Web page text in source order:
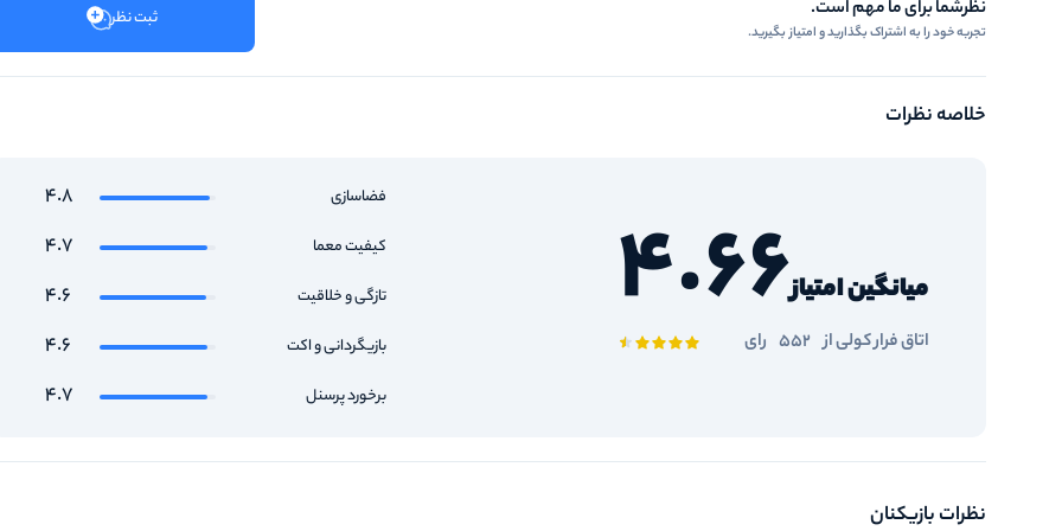
نظرشما برای ما مهم است.
تجربه خود را به اشتراک بگذارید و امتیاز بگیرید.
ثبت نظر
خلاصه نظرات
میانگین امتیاز4.66 اتاق فرار کولی از 552 رای
فضاسازی 4.8
کیفیت معما 4.7
تازگی و خلاقیت 4.6
بازیگردانی و اکت 4.6
برخورد پرسنل 4.7
نظرات بازیکنان